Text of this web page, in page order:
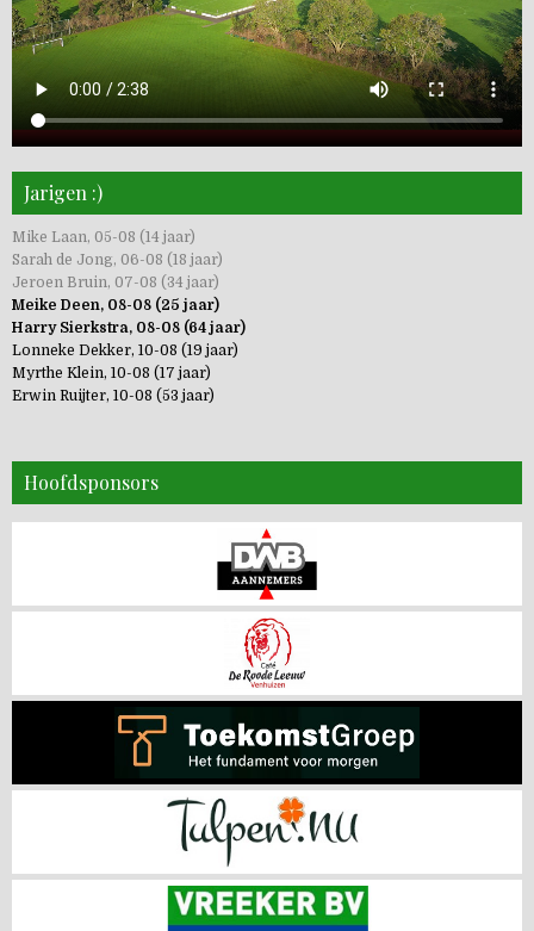
Jarigen :)
Mike Laan, 05-08 (14 jaar)
Sarah de Jong, 06-08 (18 jaar)
Jeroen Bruin, 07-08 (34 jaar)
Meike Deen, 08-08 (25 jaar)
Harry Sierkstra, 08-08 (64 jaar)
Lonneke Dekker, 10-08 (19 jaar)
Myrthe Klein, 10-08 (17 jaar)
Erwin Ruijter, 10-08 (53 jaar)
Hoofdsponsors